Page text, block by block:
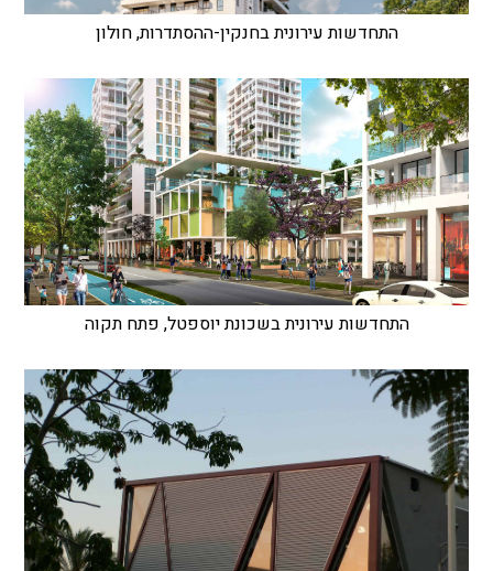
התחדשות עירונית בחנקין-ההסתדרות, חולון
התחדשות עירונית בשכונת יוספטל, פתח תקוה